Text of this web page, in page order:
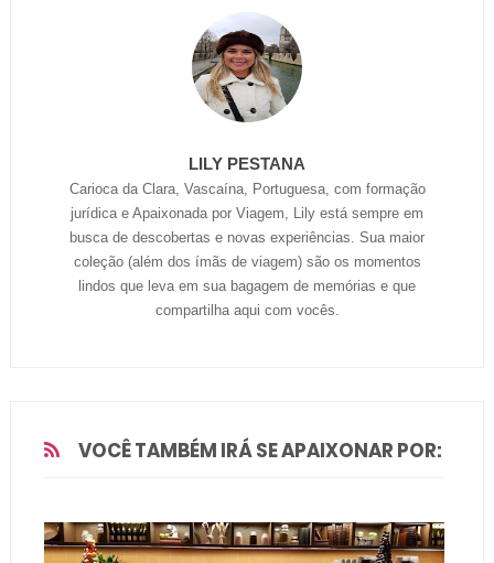
LILY PESTANA
Carioca da Clara, Vascaína, Portuguesa, com formação
jurídica e Apaixonada por Viagem, Lily está sempre em
busca de descobertas e novas experiências. Sua maior
coleção (além dos ímãs de viagem) são os momentos
lindos que leva em sua bagagem de memórias e que
compartilha aqui com vocês.
VOCÊ TAMBÉM IRÁ SE APAIXONAR POR: